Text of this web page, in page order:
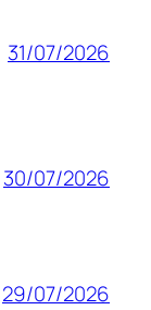
31/07/2026
30/07/2026
29/07/2026